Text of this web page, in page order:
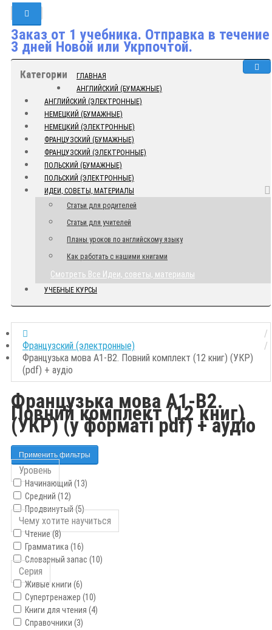
Заказ от 1 учебника. Отправка в течение
3 дней Новой или Укрпочтой.
Категории
ГЛАВНАЯ
АНГЛИЙСКИЙ (БУМАЖНЫЕ)
АНГЛИЙСКИЙ (ЭЛЕКТРОННЫЕ)
НЕМЕЦКИЙ (БУМАЖНЫЕ)
НЕМЕЦКИЙ (ЭЛЕКТРОННЫЕ)
ФРАНЦУЗСКИЙ (БУМАЖНЫЕ)
ФРАНЦУЗСКИЙ (ЭЛЕКТРОННЫЕ)
ПОЛЬСКИЙ (БУМАЖНЫЕ)
ПОЛЬСКИЙ (ЭЛЕКТРОННЫЕ)
ИДЕИ, СОВЕТЫ, МАТЕРИАЛЫ
Статьи для родителей
Статьи для учителей
Планы уроков по английскому языку
Как работать с нашими книгами
Смотреть Все Идеи, советы, материалы
УЧЕБНЫЕ КУРСЫ
Французский (электронные)
Французька мова А1-В2. Повний комплект (12 книг) (УКР)
(pdf) + аудіо
Французька мова А1-В2.
Повний комплект (12 книг)
(УКР) (у форматі pdf) + аудіо
Применить фильтры
Уровень
Начинающий (13)
Средний (12)
Продвинутый (5)
Чему хотите научиться
Чтение (8)
Грамматика (16)
Словарный запас (10)
Серия
Живые книги (6)
Супертренажер (10)
Книги для чтения (4)
Справочники (3)